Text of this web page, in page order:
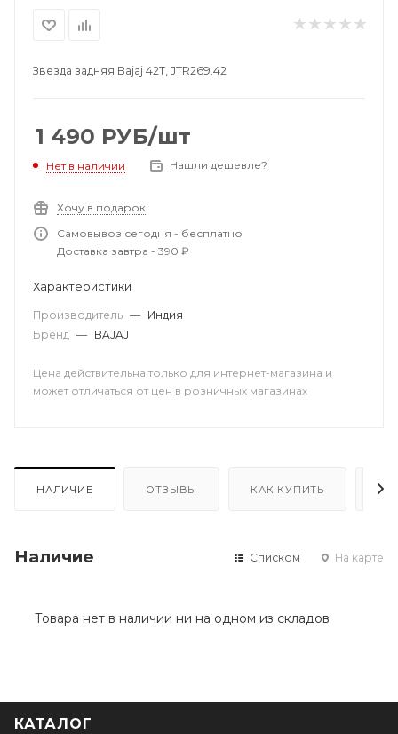
Звезда задняя Bajaj 42Т, JTR269.42
1 490 РУБ/шт
Нет в наличии Нашли дешевле?
Хочу в подарок
Самовывоз сегодня - бесплатно
Доставка завтра - 390 ₽
Характеристики
Производитель — Индия
Бренд — BAJAJ
Цена действительна только для интернет-магазина и
может отличаться от цен в розничных магазинах
НАЛИЧИЕ ОТЗЫВЫ КАК КУПИТЬ
Наличие Списком На карте
Товара нет в наличии ни на одном из складов
КАТАЛОГ